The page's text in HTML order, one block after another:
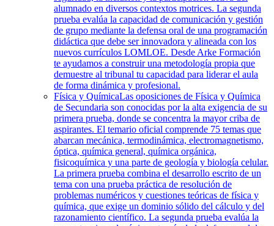
alumnado en diversos contextos motrices. La segunda
prueba evalúa la capacidad de comunicación y gestión
de grupo mediante la defensa oral de una programación
didáctica que debe ser innovadora y alineada con los
nuevos currículos LOMLOE. Desde Arke Formación
te ayudamos a construir una metodología propia que
demuestre al tribunal tu capacidad para liderar el aula
de forma dinámica y profesional.
Física y QuímicaLas oposiciones de Física y Química
de Secundaria son conocidas por la alta exigencia de su
primera prueba, donde se concentra la mayor criba de
aspirantes. El temario oficial comprende 75 temas que
abarcan mecánica, termodinámica, electromagnetismo,
óptica, química general, química orgánica,
fisicoquímica y una parte de geología y biología celular.
La primera prueba combina el desarrollo escrito de un
tema con una prueba práctica de resolución de
problemas numéricos y cuestiones teóricas de física y
química, que exige un dominio sólido del cálculo y del
razonamiento científico. La segunda prueba evalúa la